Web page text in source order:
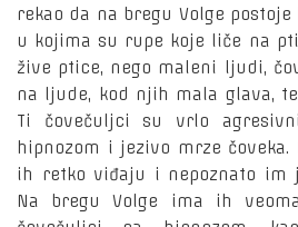
rekao da na bregu Volge
u kojima su rupe koje liče na
žive ptice, nego maleni ljudi,
na ljude, kod njih mala glava,
Ti čovečuljci su vrlo
hipnozom i jezivo mrze čoveka.
ih retko viđaju i nepoznato im
Na bregu Volge ima ih